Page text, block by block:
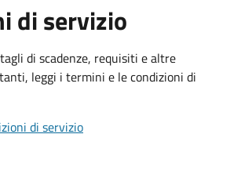
di servizio
di scadenze, requisiti e altre
leggi i termini e le condizioni di
di servizio